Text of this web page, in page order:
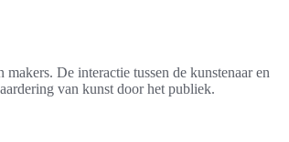
De interactie tussen de kunstenaar en
van kunst door het publiek.